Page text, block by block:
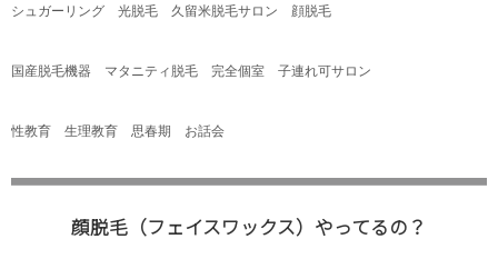
シュガーリング 光脱毛 久留米脱毛サロン 顔脱毛
国産脱毛機器 マタニティ脱毛 完全個室 子連れ可サロン
性教育 生理教育 思春期 お話会
顔脱毛（フェイスワックス）やってるの？